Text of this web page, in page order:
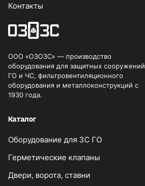
Контакты
ООО «ОЗОЗС» — производство
оборудования для защитных сооружений
ГО и ЧС, фильтровентиляционного
оборудования и металлоконструкций с
1930 года.
Каталог
Оборудование для ЗС ГО
Герметические клапаны
Двери, ворота, ставни